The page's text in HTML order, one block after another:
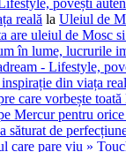
reală la Uleiul de
are uleiul de Mosc
în lume, lucrurile
- Lifestyle,
din viața
care vorbește
Mercur pentru
săturat de
care pare viu »